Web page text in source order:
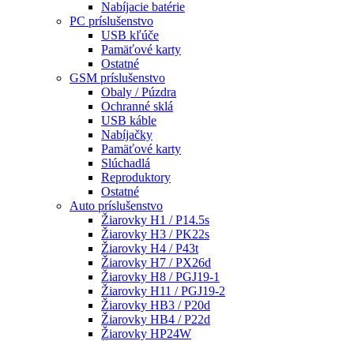
Nabíjacie batérie
PC príslušenstvo
USB kľúče
Pamäťové karty
Ostatné
GSM príslušenstvo
Obaly / Púzdra
Ochranné sklá
USB káble
Nabíjačky
Pamäťové karty
Slúchadlá
Reproduktory
Ostatné
Auto príslušenstvo
Žiarovky H1 / P14.5s
Žiarovky H3 / PK22s
Žiarovky H4 / P43t
Žiarovky H7 / PX26d
Žiarovky H8 / PGJ19-1
Žiarovky H11 / PGJ19-2
Žiarovky HB3 / P20d
Žiarovky HB4 / P22d
Žiarovky HP24W